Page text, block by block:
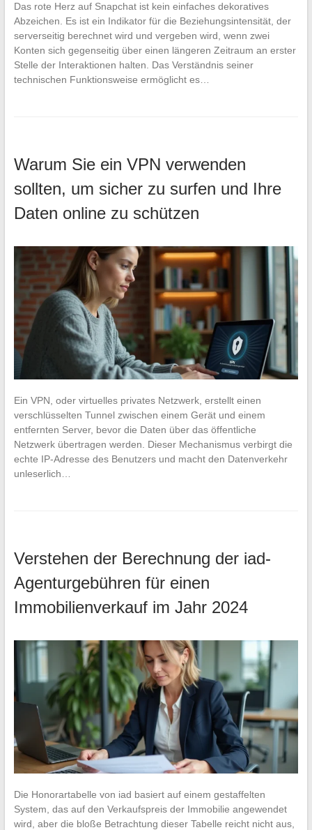
Das rote Herz auf Snapchat ist kein einfaches dekoratives
Abzeichen. Es ist ein Indikator für die Beziehungsintensität, der
serverseitig berechnet wird und vergeben wird, wenn zwei
Konten sich gegenseitig über einen längeren Zeitraum an erster
Stelle der Interaktionen halten. Das Verständnis seiner
technischen Funktionsweise ermöglicht es…
Warum Sie ein VPN verwenden
sollten, um sicher zu surfen und Ihre
Daten online zu schützen
Ein VPN, oder virtuelles privates Netzwerk, erstellt einen
verschlüsselten Tunnel zwischen einem Gerät und einem
entfernten Server, bevor die Daten über das öffentliche
Netzwerk übertragen werden. Dieser Mechanismus verbirgt die
echte IP-Adresse des Benutzers und macht den Datenverkehr
unleserlich…
Verstehen der Berechnung der iad-
Agenturgebühren für einen
Immobilienverkauf im Jahr 2024
Die Honorartabelle von iad basiert auf einem gestaffelten
System, das auf den Verkaufspreis der Immobilie angewendet
wird, aber die bloße Betrachtung dieser Tabelle reicht nicht aus,